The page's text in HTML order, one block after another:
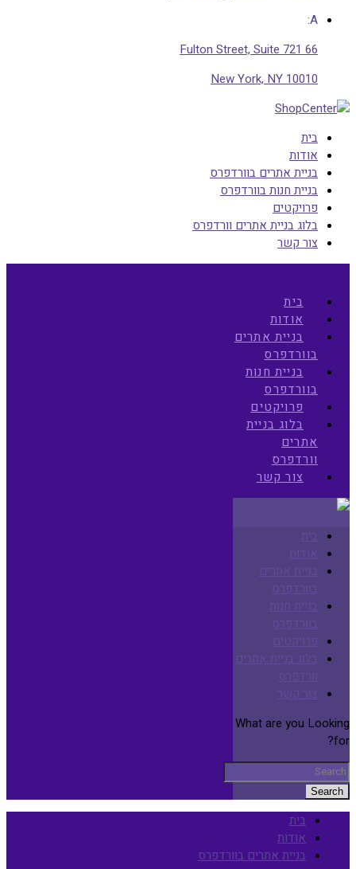
A:
66 Fulton Street, Suite 721
New York, NY 10010
בית
אודות
בניית אתרים בוורדפרס
בניית חנות בוורדפרס
פרויקטים
בלוג בניית אתרים וורדפרס
צור קשר
בית
אודות
בניית אתרים
בוורדפרס
בניית חנות
בוורדפרס
פרויקטים
בלוג בניית
אתרים
וורדפרס
צור קשר
בית
אודות
בניית אתרים
בוורדפרס
בניית חנות
בוורדפרס
פרויקטים
בלוג בניית אתרים
וורדפרס
צור קשר
What are you Looking
for?
Search
בית
אודות
בניית אתרים בוורדפרס